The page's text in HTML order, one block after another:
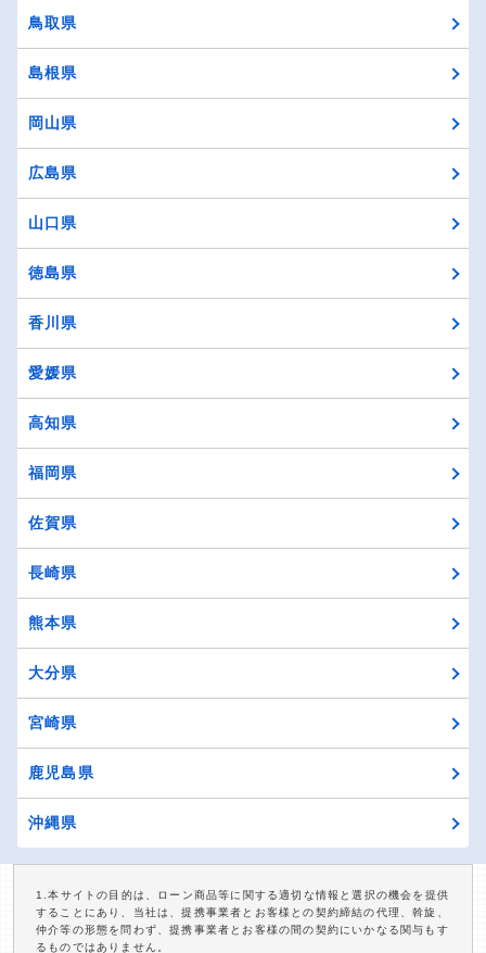
鳥取県
島根県
岡山県
広島県
山口県
徳島県
香川県
愛媛県
高知県
福岡県
佐賀県
長崎県
熊本県
大分県
宮崎県
鹿児島県
沖縄県
1.本サイトの目的は、ローン商品等に関する適切な情報と選択の機会を提供
することにあり、当社は、提携事業者とお客様との契約締結の代理、斡旋、
仲介等の形態を問わず、提携事業者とお客様の間の契約にいかなる関与もす
るものではありません。